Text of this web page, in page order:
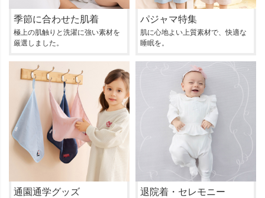
季節に合わせた肌着
極上の肌触りと洗濯に強い素材を
厳選しました。
パジャマ特集
肌に心地よい上質素材で、快適な
睡眠を。
通園通学グッズ 退院着・セレモニー